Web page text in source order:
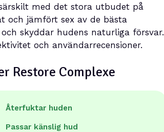
med det stora utbudet på
och jämfört sex av de bästa
skyddar hudens naturliga försvar.
och användarrecensioner.
Restore Complexe
Återfuktar huden
Passar känslig hud